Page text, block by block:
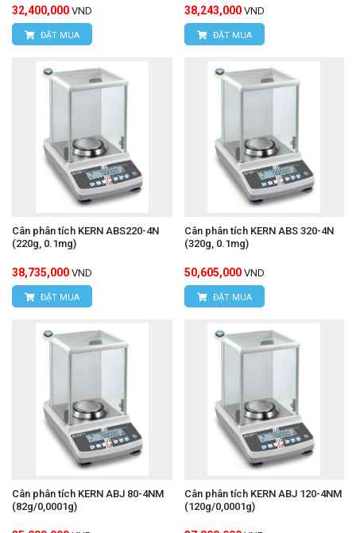
32,400,000 VND
ĐẶT MUA
38,243,000 VND
ĐẶT MUA
Cân phân tích KERN ABS220-4N
(220g, 0.1mg)
38,735,000 VND
ĐẶT MUA
Cân phân tích KERN ABS 320-4N
(320g, 0.1mg)
50,605,000 VND
ĐẶT MUA
Cân phân tích KERN ABJ 80-4NM
(82g/0,0001g)
Cân phân tích KERN ABJ 120-4NM
(120g/0,0001g)